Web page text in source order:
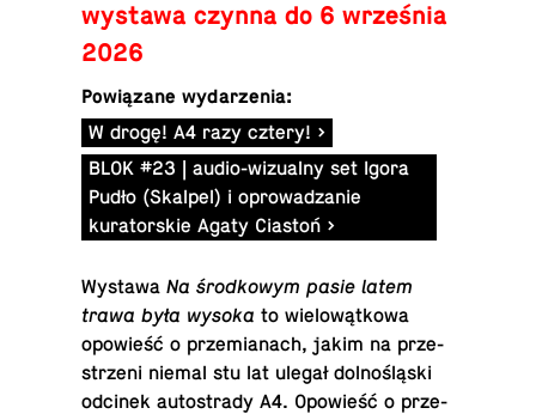
wystawa czynna do 6 września
2026
Powiązane wydarzenia:
W drogę! A4 razy cztery!
BLOK #23 | audio-wizualny set Igora
Pudło (Skalpel) i oprowadzanie
kuratorskie Agaty Ciastoń
WystawaNa środ­ko­wym pasie latem
trawa była wysoka to wie­lo­wąt­ko­wa
opo­wieść o prze­mia­nach, jakim na prze­
strze­ni niemal stu lat ulegał dol­no­ślą­ski
odcinek au­to­stra­dy A4. Opo­wieść o prze­